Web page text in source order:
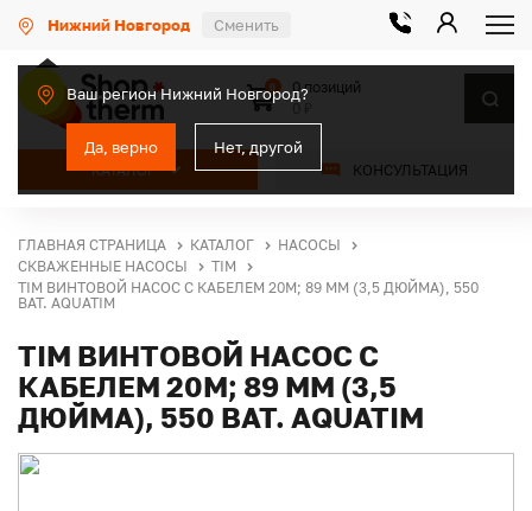
Нижний Новгород Сменить
Ваш регион Нижний Новгород?
Да, верно Нет, другой
КАТАЛОГ КОНСУЛЬТАЦИЯ
0
0 позиций
ГЛАВНАЯ СТРАНИЦА КАТАЛОГ
НАСОСЫ
СКВАЖЕННЫЕ НАСОСЫ
TIM
TIM ВИНТОВОЙ НАСОС С КАБЕЛЕМ 20М; 89 MM (3,5 ДЮЙМА), 550
ВАТ. AQUATIM
TIM ВИНТОВОЙ НАСОС С
КАБЕЛЕМ 20М; 89 MM (3,5
ДЮЙМА), 550 ВАТ. AQUATIM